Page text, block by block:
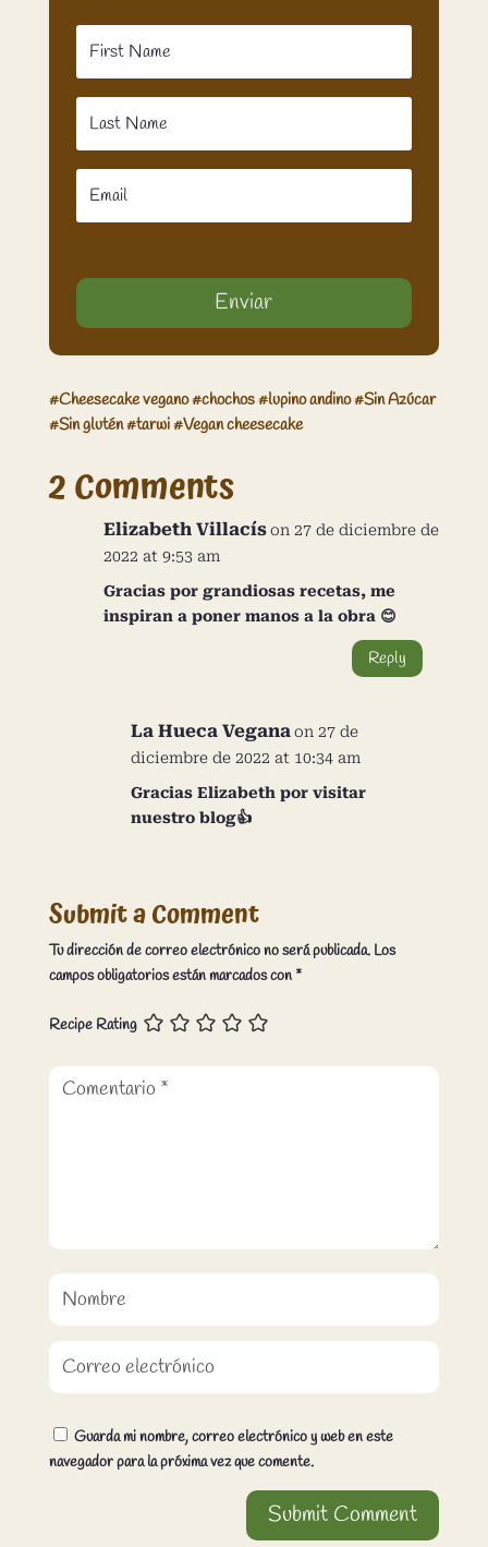
Enviar
#Cheesecake vegano#chochos#lupino andino#Sin Azúcar
#Sin glutén#tarwi#Vegan cheesecake
2 Comments
Elizabeth Villacís on 27 de diciembre de
2022 at 9:53 am
Gracias por grandiosas recetas, me
inspiran a poner manos a la obra 😊
Reply
La Hueca Vegana on 27 de
diciembre de 2022 at 10:34 am
Gracias Elizabeth por visitar
nuestro blog👍
Submit a Comment
Tu dirección de correo electrónico no será publicada. Los
campos obligatorios están marcados con *
Recipe Rating
Guarda mi nombre, correo electrónico y web en este
navegador para la próxima vez que comente.
Submit Comment